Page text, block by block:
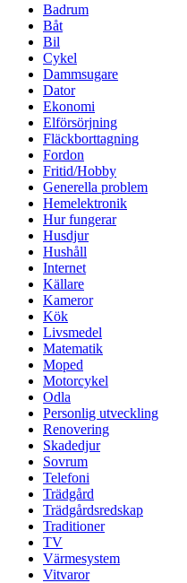
Badrum
Båt
Bil
Cykel
Dammsugare
Dator
Ekonomi
Elförsörjning
Fläckborttagning
Fordon
Fritid/Hobby
Generella problem
Hemelektronik
Hur fungerar
Husdjur
Hushåll
Internet
Källare
Kameror
Kök
Livsmedel
Matematik
Moped
Motorcykel
Odla
Personlig utveckling
Renovering
Skadedjur
Sovrum
Telefoni
Trädgård
Trädgårdsredskap
Traditioner
TV
Värmesystem
Vitvaror